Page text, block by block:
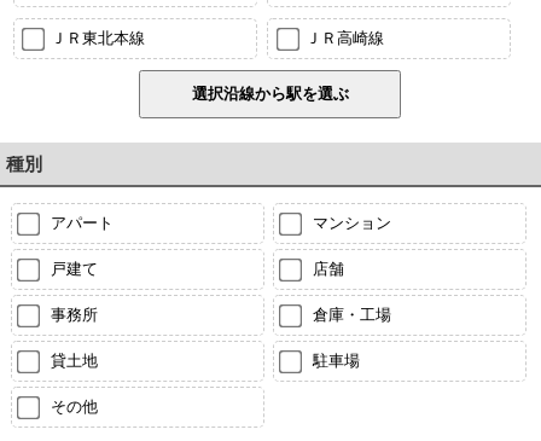
ＪＲ東北本線 ＪＲ高崎線
種別
アパート マンション
戸建て 店舗
事務所 倉庫・工場
貸土地 駐車場
その他